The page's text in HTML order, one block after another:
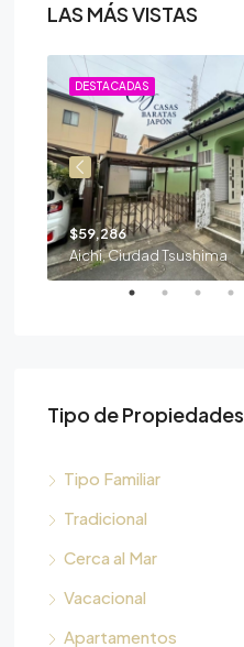
LAS MÁS VISTAS
DESTACADAS
$59,286
Aichi, Ciudad Tsushima
Tipo de Propiedades
Tipo Familiar
Tradicional
Cerca al Mar
Vacacional
Apartamentos